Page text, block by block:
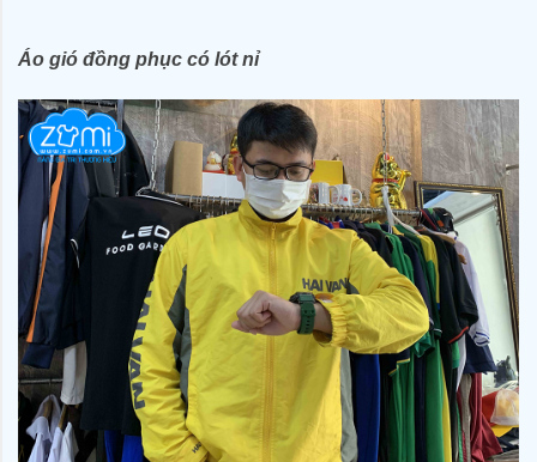
Áo gió đồng phục có lót nỉ